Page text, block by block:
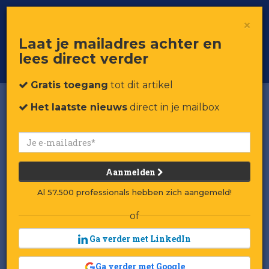
Voor professionals in retail & brands
Toggle
×
Laat je mailadres achter en
lees direct verder
Gratis toegang tot dit artikel
Het laatste nieuws direct in je mailbox
Aanmelden
Al 57.500 professionals hebben zich aangemeld!
of
Ga verder met LinkedIn
Ga verder met Google